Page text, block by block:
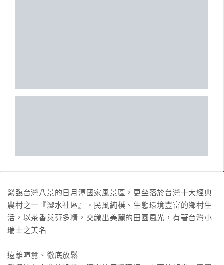
緊臨台灣八景的日月潭國家風景區，更坐落於台灣十大經典
農村之一『澀水社區』。民風純樸、生態環境豐富的鄉村生
活，以茶香與芬多精，交織出美麗的田園風光，有著台灣小
瑞士之美名
遠離喧囂、徹底放鬆